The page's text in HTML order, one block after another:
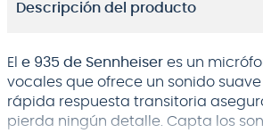
Descripción del producto
El e 935 de Sennheiser es un
vocales que ofrece un sonido suave
rápida respuesta transitoria
pierda ningún detalle. Capta los